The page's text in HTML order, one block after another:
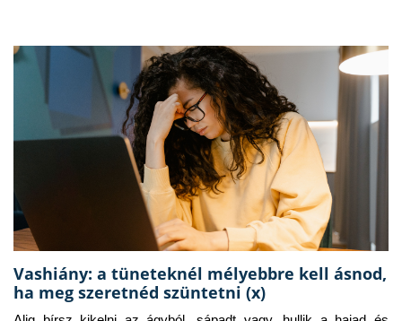
Vashiány: a tüneteknél mélyebbre kell ásnod,
ha meg szeretnéd szüntetni (x)